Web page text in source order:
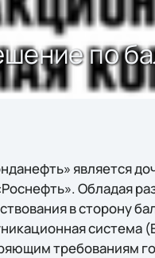
по
является
Обладая
в сторону
система
требованиям